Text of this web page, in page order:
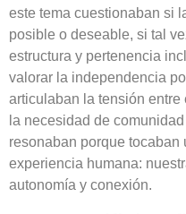
este tema cuestionaban si
posible o deseable, si tal
estructura y pertenencia
valorar la independencia
articulaban la tensión
la necesidad de
resonaban porque tocaban
experiencia humana:
autonomía y conexión.